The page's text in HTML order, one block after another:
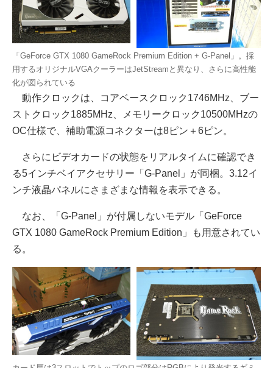
「GeForce GTX 1080 GameRock Premium Edition + G-Panel」。採
用するオリジナルVGAクーラーはJetStreamと異なり、さらに高性能
化が図られている
動作クロックは、コアベースクロック1746MHz、ブー
ストクロック1885MHz、メモリークロック10500MHzの
OC仕様で、補助電源コネクターは8ピン＋6ピン。
さらにビデオカードの状態をリアルタイムに確認でき
る5インチベイアクセサリー「G-Panel」が同梱。3.12イ
ンチ液晶パネルにさまざまな情報を表示できる。
なお、「G-Panel」が付属しないモデル「GeForce
GTX 1080 GameRock Premium Edition」も用意されてい
る。